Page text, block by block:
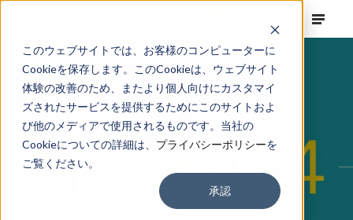
このウェブサイトでは、お客様のコンピューターに
Cookieを保存します。このCookieは、ウェブサイト
体験の改善のため、またより個人向けにカスタマイ
ズされたサービスを提供するためにこのサイトおよ
び他のメディアで使用されるものです。当社の
Cookieについての詳細は、 プライバシーポリシーを
ご覧ください。
承認